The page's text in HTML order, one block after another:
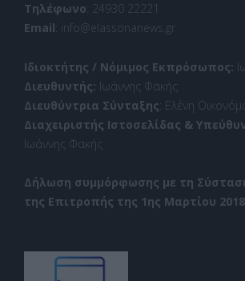
Τηλέφωνο: 24930 22221
Email: info@elassonanews.gr
Ιδιοκτήτης / Νόμιμος Εκπρόσωπος:
Διευθυντής: Ιωάννης Φακής
Διευθύντρια Σύνταξης: Ελένη
Διαχειριστής Ιστοσελίδας &
Ιωάννης Φακής
Δήλωση συμμόρφωσης με τη
της Επιτροπής της 1ης Μαρτίου 2018